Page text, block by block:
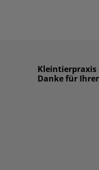
Kleintierpraxis
Danke für